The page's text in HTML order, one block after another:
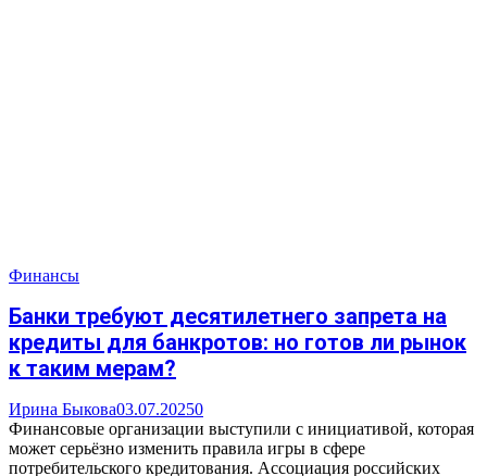
Финансы
Банки требуют десятилетнего запрета на
кредиты для банкротов: но готов ли рынок
к таким мерам?
Ирина Быкова03.07.20250
Финансовые организации выступили с инициативой, которая
может серьёзно изменить правила игры в сфере
потребительского кредитования. Ассоциация российских